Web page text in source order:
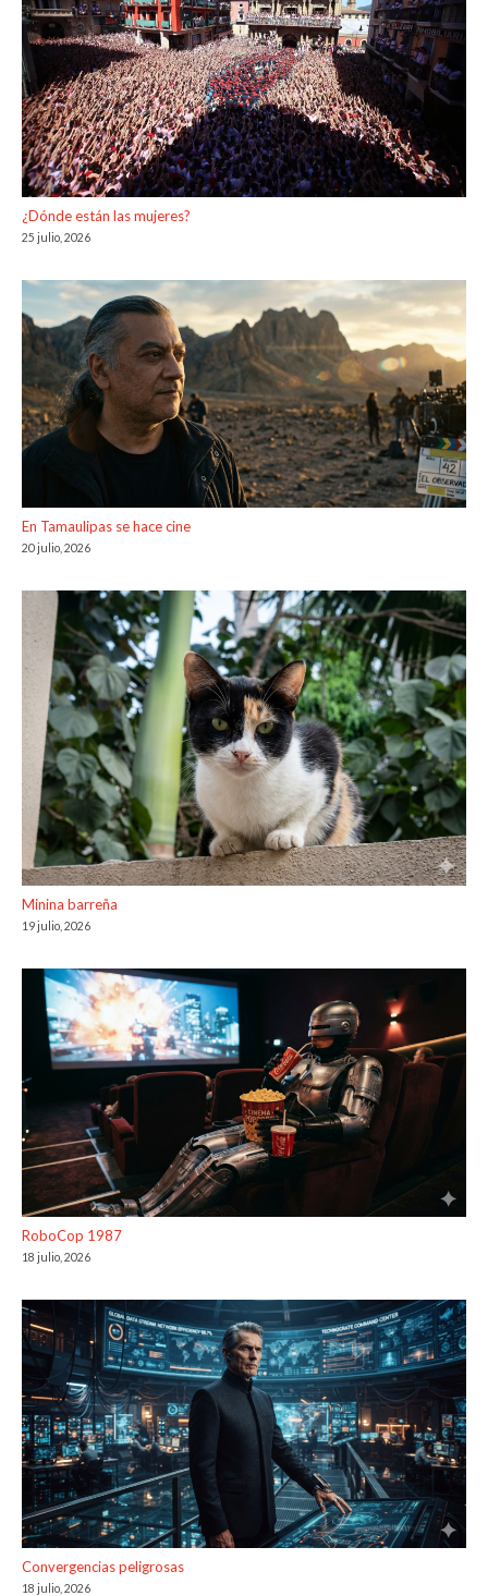
¿Dónde están las mujeres?
25 julio, 2026
En Tamaulipas se hace cine
20 julio, 2026
Minina barreña
19 julio, 2026
RoboCop 1987
18 julio, 2026
Convergencias peligrosas
18 julio, 2026